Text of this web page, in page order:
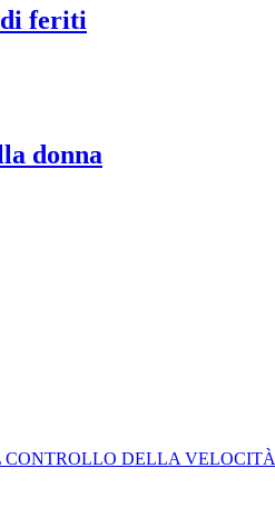
di feriti
donna
CONTROLLO DELLA